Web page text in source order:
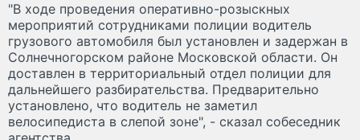
"В ходе проведения оперативно-розыскных
мероприятий сотрудниками полиции водитель
грузового автомобиля был установлен и задержан в
Солнечногорском районе Московской области. Он
доставлен в территориальный отдел полиции для
дальнейшего разбирательства. Предварительно
установлено, что водитель не заметил
велосипедиста в слепой зоне", - сказал собеседник